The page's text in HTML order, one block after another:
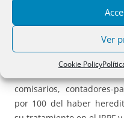
Ver
Cookie Policy
albaceas, comisarios,
comisarios, contadores-
por 100 del haber